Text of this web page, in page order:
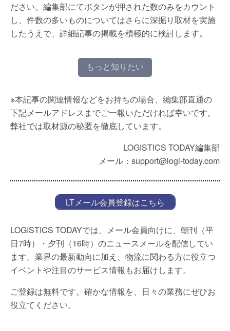
ださい。編集部にてボタンが押された数のみをカウント
し、件数の多いものについてはさらに深掘り取材を実施
したうえで、詳細記事の掲載を積極的に検討します。
もっと知りたい
※本記事の関連情報などをお持ちの場合、編集部直通の
下記メールアドレスまでご一報いただければ幸いです。
弊社では取材源の秘匿を徹底しています。
LOGISTICS TODAY編集部
メール：support@logi-today.com
LTメール会員登録はこちら
LOGISTICS TODAYでは、メール会員向けに、朝刊（平
日7時）・夕刊（16時）のニュースメールを配信してい
ます。業界の最新動向に加え、物流に関わる方に役立つ
イベントや注目のサービス情報もお届けします。
ご登録は無料です。確かな情報を、日々の業務にぜひお
役立てください。